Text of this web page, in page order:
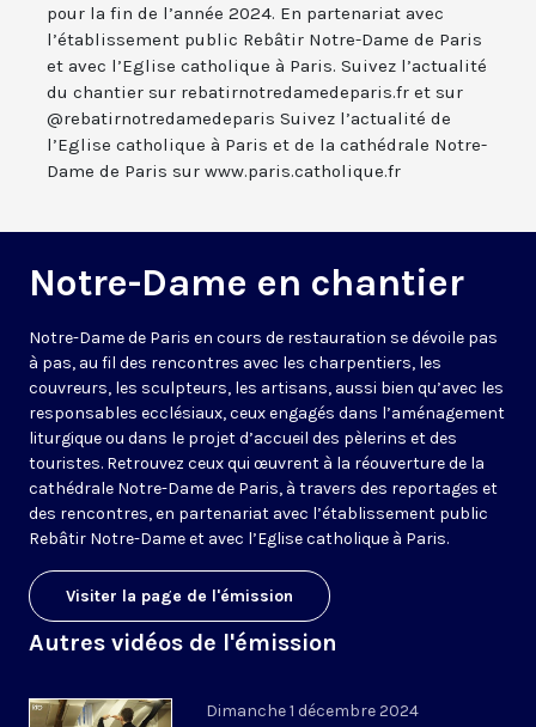
pour la fin de l’année 2024. En partenariat avec
l’établissement public Rebâtir Notre-Dame de Paris
et avec l’Eglise catholique à Paris. Suivez l’actualité
du chantier sur rebatirnotredamedeparis.fr et sur
@rebatirnotredamedeparis Suivez l’actualité de
l’Eglise catholique à Paris et de la cathédrale Notre-
Dame de Paris sur www.paris.catholique.fr
Notre-Dame en chantier
Notre-Dame de Paris en cours de restauration se dévoile pas
à pas, au fil des rencontres avec les charpentiers, les
couvreurs, les sculpteurs, les artisans, aussi bien qu’avec les
responsables ecclésiaux, ceux engagés dans l’aménagement
liturgique ou dans le projet d’accueil des pèlerins et des
touristes. Retrouvez ceux qui œuvrent à la réouverture de la
cathédrale Notre-Dame de Paris, à travers des reportages et
des rencontres, en partenariat avec l’établissement public
Rebâtir Notre-Dame et avec l’Eglise catholique à Paris.
Visiter la page de l'émission
Autres vidéos de l'émission
Dimanche 1 décembre 2024